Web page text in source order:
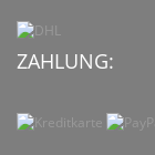
ZAHLUNG: